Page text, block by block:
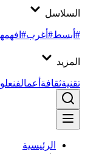
السلاسل
#أبسط#أغرب
المزيد
تقنيةثقافةأعمالفن
الرئيسية